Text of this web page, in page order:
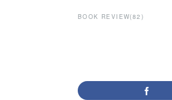
BOOK REVIEW(82 )